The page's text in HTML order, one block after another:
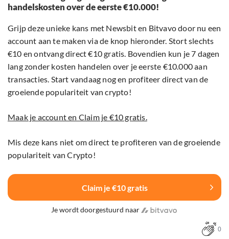
handelskosten over de eerste €10.000!
Grijp deze unieke kans met Newsbit en Bitvavo door nu een
account aan te maken via de knop hieronder. Stort slechts
€10 en ontvang direct €10 gratis. Bovendien kun je 7 dagen
lang zonder kosten handelen over je eerste €10.000 aan
transacties. Start vandaag nog en profiteer direct van de
groeiende populariteit van crypto!
Maak je account en Claim je €10 gratis.
Mis deze kans niet om direct te profiteren van de groeiende
populariteit van Crypto!
Claim je €10 gratis
Je wordt doorgestuurd naar
0